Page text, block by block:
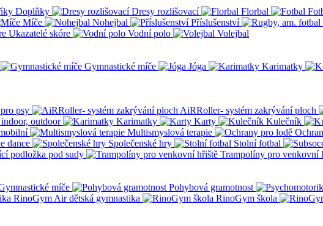
Doplňky Dresy rozlišovací Florbal
Míče Nohejbal Příslušenství
Ukazatelé skóre Vodní polo
Volejbal
Gymnastické míče Jóga Karimatky
psy AiRRoller- systém zakrývání ploch
outdoor Karimatky Karty Kulečník
Multismyslová terapie
dance Společenské hry Stolní fotbal
podložka pod sudy Trampolíny pro venkovní
míče Pohybová gramotnost
RinoGym Air dětská gymnastika RinoGym škola